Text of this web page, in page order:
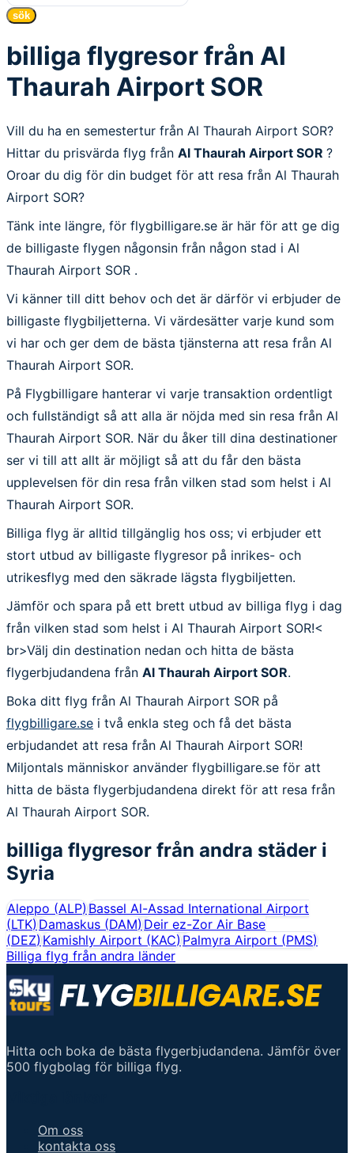
sök
billiga flygresor från Al
Thaurah Airport SOR
Vill du ha en semestertur från Al Thaurah Airport SOR?
Hittar du prisvärda flyg från Al Thaurah Airport SOR ?
Oroar du dig för din budget för att resa från Al Thaurah
Airport SOR?
Tänk inte längre, för flygbilligare.se är här för att ge dig
de billigaste flygen någonsin från någon stad i Al
Thaurah Airport SOR .
Vi känner till ditt behov och det är därför vi erbjuder de
billigaste flygbiljetterna. Vi värdesätter varje kund som
vi har och ger dem de bästa tjänsterna att resa från Al
Thaurah Airport SOR.
På Flygbilligare hanterar vi varje transaktion ordentligt
och fullständigt så att alla är nöjda med sin resa från Al
Thaurah Airport SOR. När du åker till dina destinationer
ser vi till att allt är möjligt så att du får den bästa
upplevelsen för din resa från vilken stad som helst i Al
Thaurah Airport SOR.
Billiga flyg är alltid tillgänglig hos oss; vi erbjuder ett
stort utbud av billigaste flygresor på inrikes- och
utrikesflyg med den säkrade lägsta flygbiljetten.
Jämför och spara på ett brett utbud av billiga flyg i dag
från vilken stad som helst i Al Thaurah Airport SOR!<
br>Välj din destination nedan och hitta de bästa
flygerbjudandena från Al Thaurah Airport SOR.
Boka ditt flyg från Al Thaurah Airport SOR på
flygbilligare.se i två enkla steg och få det bästa
erbjudandet att resa från Al Thaurah Airport SOR!
Miljontals människor använder flygbilligare.se för att
hitta de bästa flygerbjudandena direkt för att resa från
Al Thaurah Airport SOR.
billiga flygresor från andra städer i
Syria
Aleppo (ALP)Bassel Al-Assad International Airport
(LTK)Damaskus (DAM) Deir ez-Zor Air Base
(DEZ)Kamishly Airport (KAC) Palmyra Airport (PMS)
Billiga flyg från andra länder
Hitta och boka de bästa flygerbjudandena. Jämför över
500 flygbolag för billiga flyg.
Om oss
kontakta oss